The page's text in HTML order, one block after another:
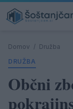
Domov / Družba
DRUŽBA
Občni